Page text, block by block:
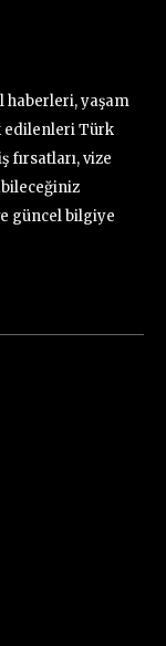
haberleri, yaşam
edilenleri Türk
fırsatları, vize
güncel bilgiye